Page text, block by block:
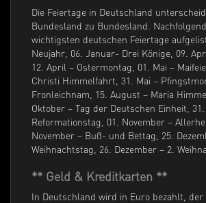
Die Feiertage in Deutschland
Bundesland zu Bundesland.
wichtigsten deutschen Feiertage
Neujahr, 06. Januar- Drei Könige, 09.
12. April – Ostermontag, 01. Mai –
Christi Himmelfahrt, 31. Mai –
Fronleichnam, 15. August – Maria
Oktober – Tag der Deutschen Einheit,
Reformationstag, 01. November –
November – Buß- und Bettag, 25.
Weihnachtstag, 26. Dezember – 2.
** Geld & Kreditkarten **
In Deutschland wird in Euro bezahlt,